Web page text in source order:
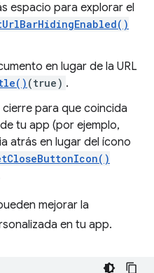
espacio para explorar el
en lugar de la URL
(true) .
para que coincida
tu app (por ejemplo,
atrás en lugar del ícono
mejorar la
en tu app.